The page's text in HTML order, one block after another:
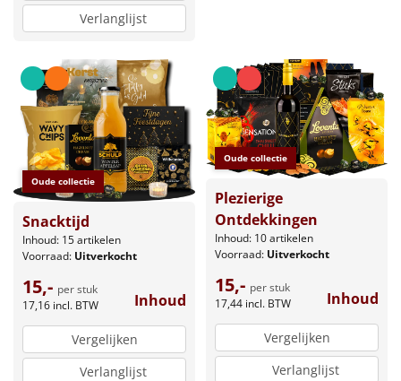
Verlanglijst
Oude collectie
Snacktijd
Inhoud: 15 artikelen
Voorraad: Uitverkocht
15,- per stuk
17,16 incl. BTW Inhoud
Vergelijken
Verlanglijst
Oude collectie
Plezierige
Ontdekkingen
Inhoud: 10 artikelen
Voorraad: Uitverkocht
15,- per stuk
17,44 incl. BTW Inhoud
Vergelijken
Verlanglijst